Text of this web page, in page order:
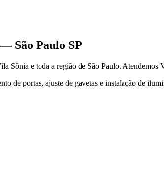
— São Paulo SP
Sônia e toda a região de São Paulo. Atendemos
de portas, ajuste de gavetas e instalação de